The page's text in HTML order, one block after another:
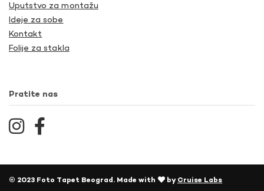
Uputstvo za montažu
Ideje za sobe
Kontakt
Folije za stakla
Pratite nas
© 2023 Foto Tapet Beograd. Made with by Cruise Labs